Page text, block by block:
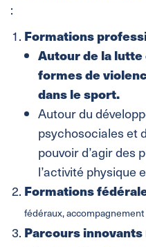
:
Formations
Autour de la
formes de
dans le sport.
Autour du
psychosociales et
pouvoir d’agir des
l’activité physique
Formations
fédéraux,
Parcours innovants